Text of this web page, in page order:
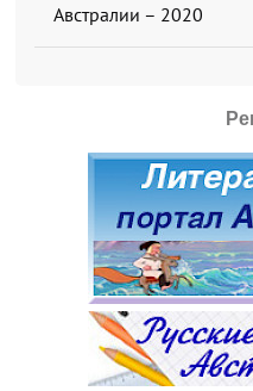
Австралии – 2020